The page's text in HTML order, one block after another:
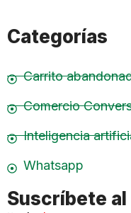
Categorías
Carrito
Comercio
Inteligencia
Whatsapp
Suscríbete